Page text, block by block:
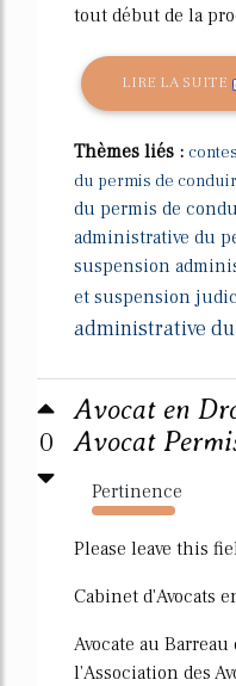
tout début de la
LIRE LA SUITE
Thèmes liés :
du permis de
du permis de
administrative du
suspension
et suspension
administrative
0
Avocat en
Avocat
Pertinence
2925%
Please leave this
Cabinet d'Avocats
Avocate au
l'Association des